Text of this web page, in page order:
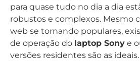
para quase tudo no dia a dia
robustos e complexos. Mesmo
web se tornando populares,
de operação do laptop Sony e
versões residentes são as ideais.